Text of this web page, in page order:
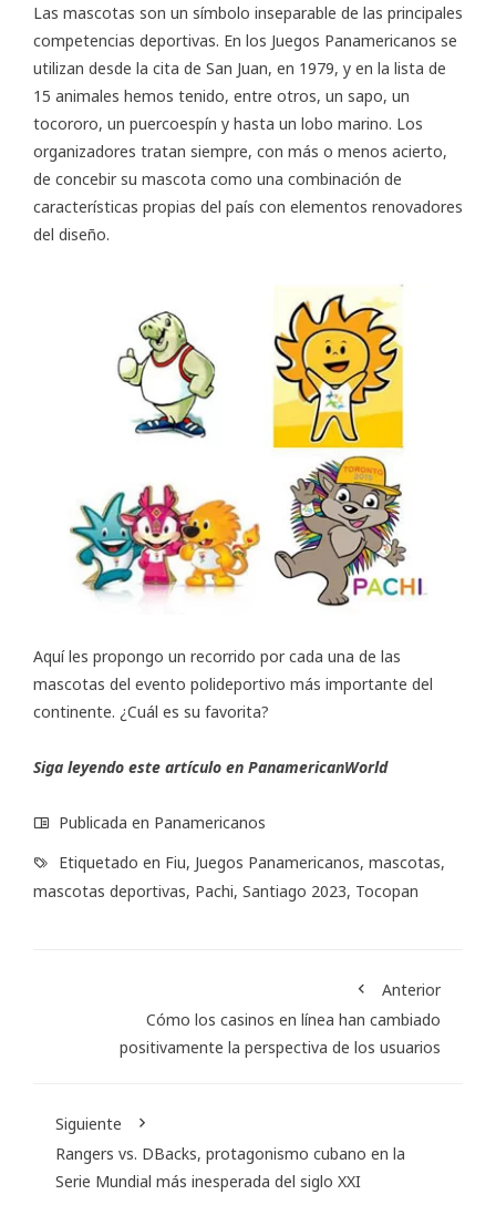
Las mascotas son un símbolo inseparable de las principales
competencias deportivas. En los Juegos Panamericanos se
utilizan desde la cita de San Juan, en 1979, y en la lista de
15 animales hemos tenido, entre otros, un sapo, un
tocororo, un puercoespín y hasta un lobo marino. Los
organizadores tratan siempre, con más o menos acierto,
de concebir su mascota como una combinación de
características propias del país con elementos renovadores
del diseño.
Aquí les propongo un recorrido por cada una de las
mascotas del evento polideportivo más importante del
continente. ¿Cuál es su favorita?
Siga leyendo este artículo en PanamericanWorld
Publicada en Panamericanos
Etiquetado en Fiu, Juegos Panamericanos, mascotas,
mascotas deportivas, Pachi, Santiago 2023, Tocopan
Anterior
Cómo los casinos en línea han cambiado
positivamente la perspectiva de los usuarios
Siguiente
Rangers vs. DBacks, protagonismo cubano en la
Serie Mundial más inesperada del siglo XXI